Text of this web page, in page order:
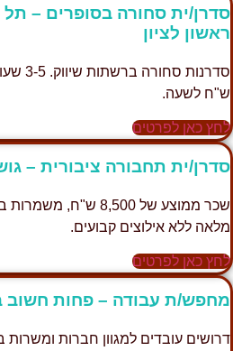
סדרן/ית סחורה בסופרים –
ראשון לציון
ש"ח לשעה.
לחץ כאן לפרטים
סדרן/ית תחבורה ציבורית –
שכר ממוצע של 8,500
מלאה ללא אילוצים קבועים.
לחץ כאן לפרטים
מחפש/ת עבודה – פחות חשוב
דרושים עובדים למגוון חברות ומשרות